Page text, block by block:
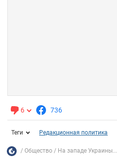
6 736
Теги Редакционная политика
Общество На западе Украины...